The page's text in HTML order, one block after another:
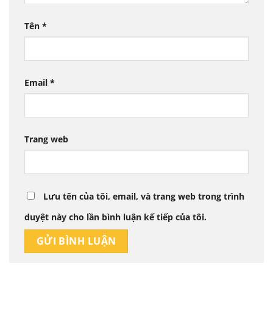
Tên *
Email *
Trang web
Lưu tên của tôi, email, và trang web trong trình
duyệt này cho lần bình luận kế tiếp của tôi.